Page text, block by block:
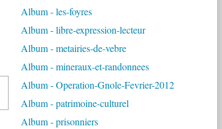
Album - les-foyres
Album - libre-expression-lecteur
Album - metairies-de-vebre
Album - mineraux-et-randonnees
Album - Operation-Gnole-Fevrier-2012
Album - patrimoine-culturel
Album - prisonniers